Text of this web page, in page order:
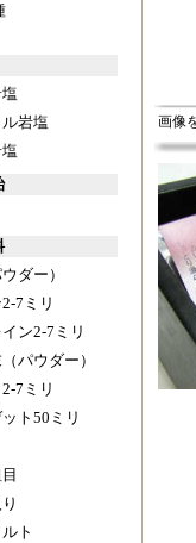
岩塩
ダー）
7ミリ
ン2-7ミリ
パウダー）
7ミリ
ト50ミリ
ト
画像